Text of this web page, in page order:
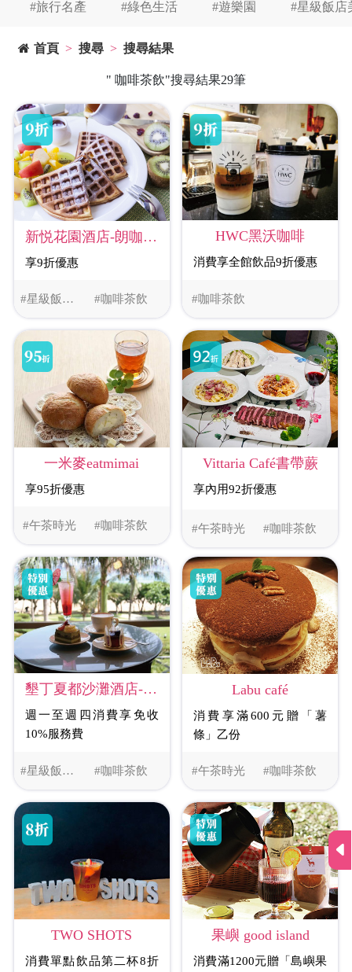
#旅行名產 #綠色生活 #遊樂園 #星級飯店
首頁 搜尋 搜尋結果
" 咖啡茶飲"搜尋結果29筆
#星級飯店美食 #咖啡茶飲
新悦花園酒店-朗咖啡廳
享9折優惠
#咖啡茶飲
HWC黑沃咖啡
消費享全館飲品9折優惠
#午茶時光 #咖啡茶飲
一米麥eatmimai
享95折優惠
#午茶時光 #咖啡茶飲
Vittaria Café書帶蕨
享內用92折優惠
#星級飯店美食 #咖啡茶飲
墾丁夏都沙灘酒店-臨海咖啡廳
週一至週四消費享免收
10%服務費
#午茶時光 #咖啡茶飲
Labu café
消費享滿600元贈「薯
條」乙份
TWO SHOTS
消費單點飲品第二杯8折
果嶼 good island
消費滿1200元贈「島嶼果